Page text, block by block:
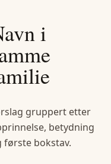
i
gruppert etter
betydning
første bokstav.